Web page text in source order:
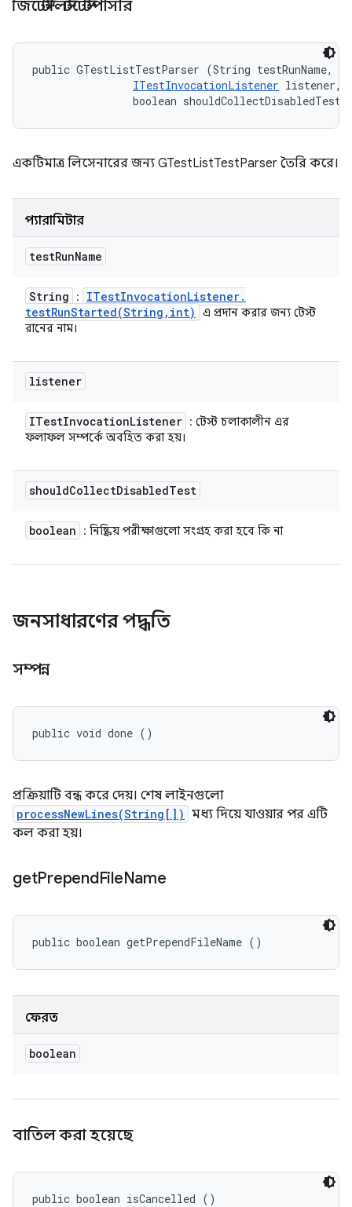
জিটেস্টলিস্টটেস্টপার্সার
public GTestListTestParser (String testRunName,
ITestInvocationListener listener,
                boolean shouldCollectDisabledTest)
একটিমাত্র লিসেনারের জন্য GTestListTestParser তৈরি করে।
প্যারামিটার
testRunName
String : ITestInvocationListener.
testRunStarted(String , int)
এ প্রদান করার জন্য টেস্ট
রানের নাম।
listener
ITestInvocationListener : টেস্ট চলাকালীন এর
ফলাফল সম্পর্কে অবহিত করা হয়।
shouldCollectDisabledTest
boolean : নিষ্ক্রিয় পরীক্ষাগুলো সংগ্রহ করা হবে কি না
জনসাধারণের পদ্ধতি
সম্পন্ন
public void done ()
প্রক্রিয়াটি বন্ধ করে দেয়। শেষ লাইনগুলো
processNewLines(String[]) মধ্য দিয়ে যাওয়ার পর এটি
কল করা হয়।
getPrependFileName
public boolean getPrependFileName ()
ফেরত
boolean
বাতিল করা হয়েছে
public boolean isCancelled ()